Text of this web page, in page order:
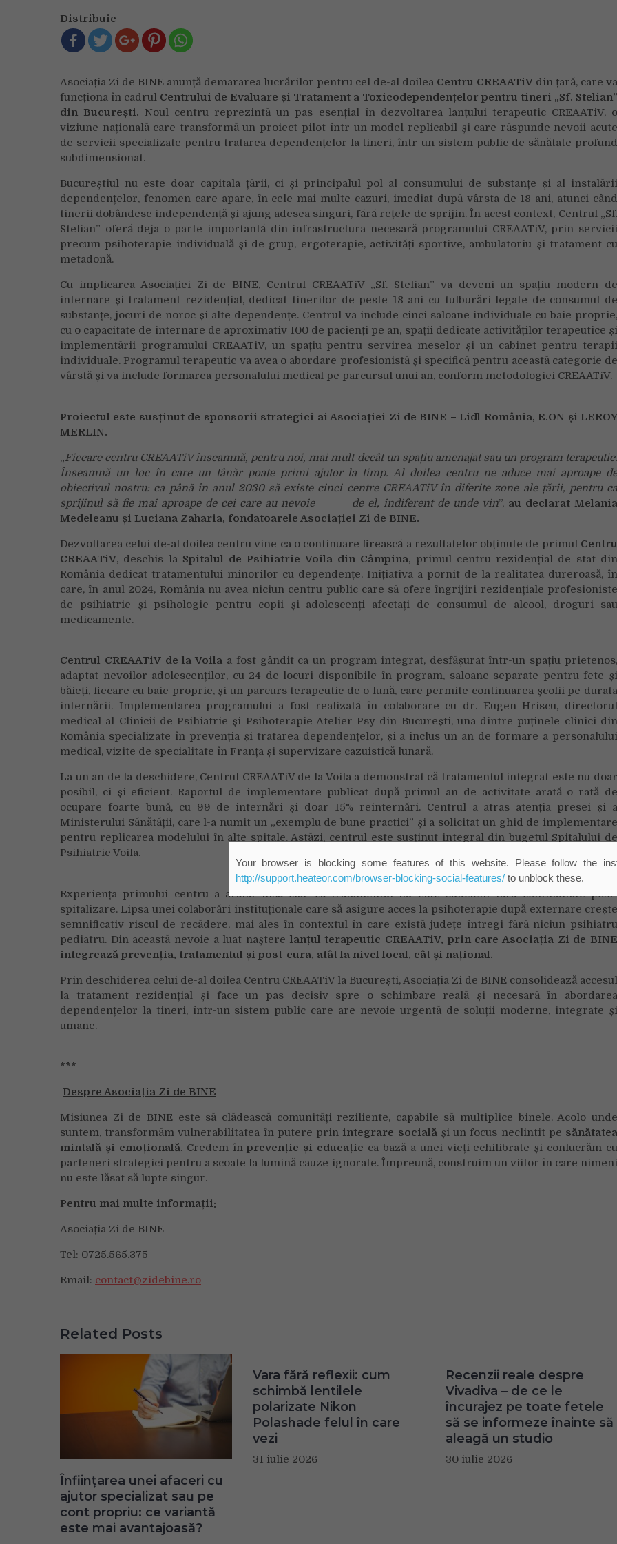
CREAATiV
și
deschide
al
doilea
tratament
pentru
tinerii
cu
dependențe
Distribuie
Asociația Zi de BINE anunță demararea lucrărilor pentru cel de-al doilea Centru CREAATiV din țară, care va
funcționa în cadrul Centrului de Evaluare și Tratament a Toxicodependențelor pentru tineri „Sf. Stelian”
din București. Noul centru reprezintă un pas esențial în dezvoltarea lanțului terapeutic CREAATiV, o
viziune națională care transformă un proiect-pilot într-un model replicabil și care răspunde nevoii acute
de servicii specializate pentru tratarea dependențelor la tineri, într-un sistem public de sănătate profund
subdimensionat.
Bucureștiul nu este doar capitala țării, ci și principalul pol al consumului de substanțe și al instalării
dependențelor, fenomen care apare, în cele mai multe cazuri, imediat după vârsta de 18 ani, atunci când
tinerii dobândesc independență și ajung adesea singuri, fără rețele de sprijin. În acest context, Centrul „Sf.
Stelian” oferă deja o parte importantă din infrastructura necesară programului CREAATiV, prin servicii
precum psihoterapie individuală și de grup, ergoterapie, activități sportive, ambulatoriu și tratament cu
metadonă.
Cu implicarea Asociației Zi de BINE, Centrul CREAATiV „Sf. Stelian” va deveni un spațiu modern de
internare și tratament rezidențial, dedicat tinerilor de peste 18 ani cu tulburări legate de consumul de
substanțe, jocuri de noroc și alte dependențe. Centrul va include cinci saloane individuale cu baie proprie,
cu o capacitate de internare de aproximativ 100 de pacienți pe an, spații dedicate activităților terapeutice și
implementării programului CREAATiV, un spațiu pentru servirea meselor și un cabinet pentru terapii
individuale. Programul terapeutic va avea o abordare profesionistă și specifică pentru această categorie de
vârstă și va include formarea personalului medical pe parcursul unui an, conform metodologiei CREAATiV.
Proiectul este susținut de sponsorii strategici ai Asociației Zi de BINE – Lidl România, E.ON și LEROY
MERLIN.
„Fiecare centru CREAATiV înseamnă, pentru noi, mai mult decât un spațiu amenajat sau un program terapeutic.
Înseamnă un loc în care un tânăr poate primi ajutor la timp. Al doilea centru ne aduce mai aproape de
obiectivul nostru: ca până în anul 2030 să existe cinci centre CREAATiV în diferite zone ale țării, pentru ca
sprijinul să fie mai aproape de cei care au nevoie de el, indiferent de unde vin”, au declarat Melania
Medeleanu și Luciana Zaharia, fondatoarele Asociației Zi de BINE.
Dezvoltarea celui de-al doilea centru vine ca o continuare firească a rezultatelor obținute de primul Centru
CREAATiV, deschis la Spitalul de Psihiatrie Voila din Câmpina, primul centru rezidențial de stat din
România dedicat tratamentului minorilor cu dependențe. Inițiativa a pornit de la realitatea dureroasă, în
care, în anul 2024, România nu avea niciun centru public care să ofere îngrijiri rezidențiale profesioniste
de psihiatrie și psihologie pentru copii și adolescenți afectați de consumul de alcool, droguri sau
medicamente.
Centrul CREAATiV de la Voila a fost gândit ca un program integrat, desfășurat într-un spațiu prietenos,
adaptat nevoilor adolescenților, cu 24 de locuri disponibile în program, saloane separate pentru fete și
băieți, fiecare cu baie proprie, și un parcurs terapeutic de o lună, care permite continuarea școlii pe durata
internării. Implementarea programului a fost realizată în colaborare cu dr. Eugen Hriscu, directorul
medical al Clinicii de Psihiatrie și Psihoterapie Atelier Psy din București, una dintre puținele clinici din
România specializate în prevenția și tratarea dependențelor, și a inclus un an de formare a personalului
medical, vizite de specialitate în Franța și supervizare cazuistică lunară.
La un an de la deschidere, Centrul CREAATiV de la Voila a demonstrat că tratamentul integrat este nu doar
posibil, ci și eficient. Raportul de implementare publicat după primul an de activitate arată o rată de
ocupare foarte bună, cu 99 de internări și doar 15% reinternări. Centrul a atras atenția presei și a
Ministerului Sănătății, care l-a numit un „exemplu de bune practici” și a solicitat un ghid de implementare
pentru replicarea modelului în alte spitale. Astăzi, centrul este susținut integral din bugetul Spitalului de
Psihiatrie Voila.
Experiența primului centru a arătat însă clar că tratamentul nu este suficient fără continuitate post-
spitalizare. Lipsa unei colaborări instituționale care să asigure acces la psihoterapie după externare crește
semnificativ riscul de recădere, mai ales în contextul în care există județe întregi fără niciun psihiatru
pediatru. Din această nevoie a luat naștere lanțul terapeutic CREAATiV, prin care Asociația Zi de BINE
integrează prevenția, tratamentul și post-cura, atât la nivel local, cât și național.
Prin deschiderea celui de-al doilea Centru CREAATiV la București, Asociația Zi de BINE consolidează accesul
la tratament rezidențial și face un pas decisiv spre o schimbare reală și necesară în abordarea
dependențelor la tineri, într-un sistem public care are nevoie urgentă de soluții moderne, integrate și
umane.
***
Despre Asociația Zi de BINE
Misiunea Zi de BINE este să clădească comunități reziliente, capabile să multiplice binele. Acolo unde
suntem, transformăm vulnerabilitatea în putere prin integrare socialăși un focus neclintit pe sănătatea
mintală și emoțională. Credem înprevenție și educație ca bază a unei vieți echilibrate și conlucrăm cu
parteneri strategici pentru a scoate la lumină cauze ignorate. Împreună, construim un viitor în care nimeni
nu este lăsat să lupte singur.
Pentru mai multe informații:
Asociația Zi de BINE
Tel: 0725.565.375
Email: contact@zidebine.ro
Related Posts
Înființarea unei afaceri cu
ajutor specializat sau pe
cont propriu: ce variantă
este mai avantajoasă?
Vara fără reflexii: cum
schimbă lentilele
polarizate Nikon
Polashade felul în care
vezi
31 iulie 2026
Recenzii reale despre
Vivadiva – de ce le
încurajez pe toate fetele
să se informeze înainte să
aleagă un studio
30 iulie 2026
Your browser is blocking some features of this website. Please follow the
http://support.heateor.com/browser-blocking-social-features/to unblock these.